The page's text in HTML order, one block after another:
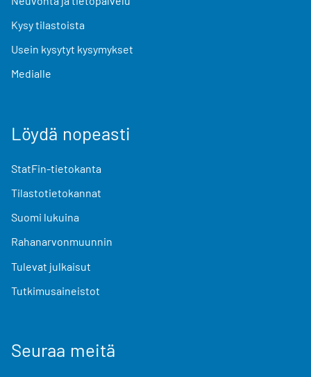
Kysy tilastoista
Usein kysytyt kysymykset
Medialle
Löydä nopeasti
StatFin-tietokanta
Tilastotietokannat
Suomi lukuina
Rahanarvonmuunnin
Tulevat julkaisut
Tutkimusaineistot
Seuraa meitä